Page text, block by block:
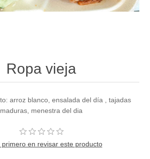
Ropa vieja
arroz blanco, ensalada del día , tajadas
maduras, menestra del dia
primero en revisar este producto